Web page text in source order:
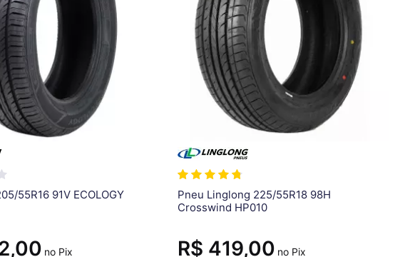
55R16 91V ECOLOGY
no Pix
Pneu Linglong 225/55R18 98H
Crosswind HP010
R$ 419,00 no Pix